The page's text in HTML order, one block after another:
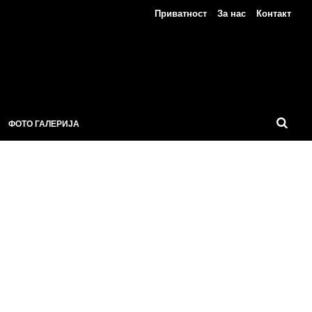
ФОТО ГАЛЕРИЈА
Приватност За нас Контакт